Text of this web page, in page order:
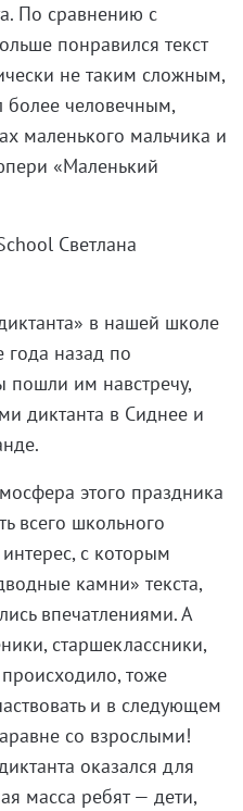
По сравнению с
понравился текст
не таким сложным,
более человечным,
маленького мальчика и
«Маленький
Светлана
в нашей школе
года назад по
пошли им навстречу,
диктанта в Сиднее и
этого праздника
всего школьного
с которым
камни» текста,
впечатлениями. А
старшеклассники,
тоже
и в следующем
со взрослыми!
оказался для
масса ребят — дети,